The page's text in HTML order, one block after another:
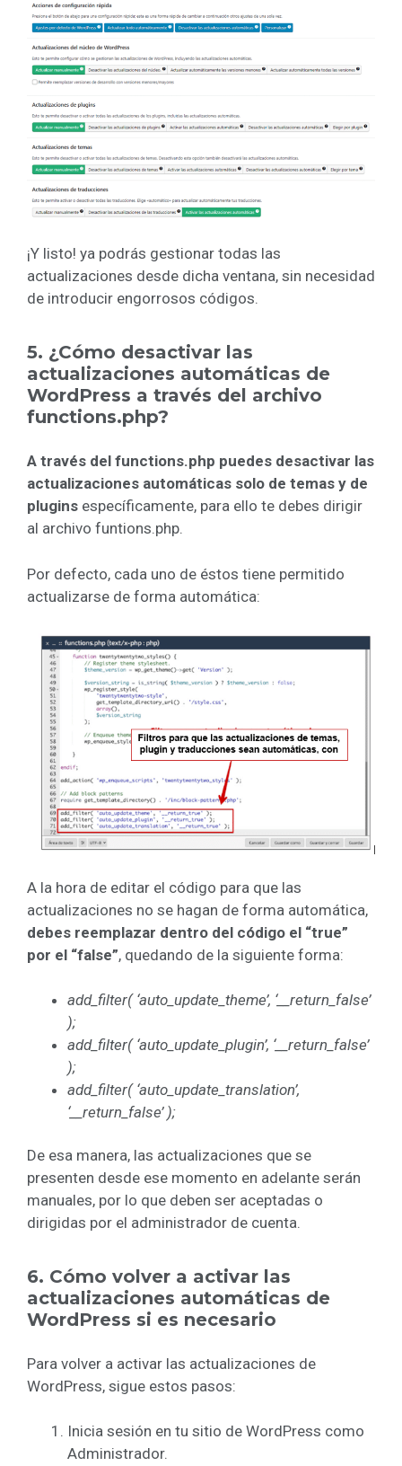
¡Y listo! ya podrás gestionar todas las
actualizaciones desde dicha ventana, sin necesidad
de introducir engorrosos códigos.
5. ¿Cómo desactivar las
actualizaciones automáticas de
WordPress a través del archivo
functions.php?
A través del functions.php puedes desactivar las
actualizaciones automáticas solo de temas y de
plugins específicamente, para ello te debes dirigir
al archivo funtions.php.
Por defecto, cada uno de éstos tiene permitido
actualizarse de forma automática:
A la hora de editar el código para que las
actualizaciones no se hagan de forma automática,
debes reemplazar dentro del código el “true”
por el “false”, quedando de la siguiente forma:
add_filter( ‘auto_update_theme’, ‘__return_false’
);
add_filter( ‘auto_update_plugin’, ‘__return_false’
);
add_filter( ‘auto_update_translation’,
‘__return_false’ );
De esa manera, las actualizaciones que se
presenten desde ese momento en adelante serán
manuales, por lo que deben ser aceptadas o
dirigidas por el administrador de cuenta.
6. Cómo volver a activar las
actualizaciones automáticas de
WordPress si es necesario
Para volver a activar las actualizaciones de
WordPress, sigue estos pasos:
Inicia sesión en tu sitio de WordPress como
Administrador.